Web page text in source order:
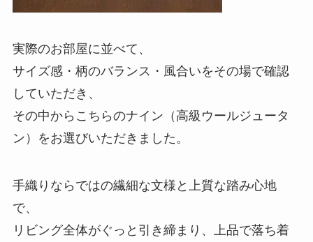
実際のお部屋に並べて、
サイズ感・柄のバランス・風合いをその場で確認
していただき、
その中からこちらのナイン（高級ウールジュータ
ン）をお選びいただきました。
手織りならではの繊細な文様と上質な踏み心地
で、
リビング全体がぐっと引き締まり、上品で落ち着